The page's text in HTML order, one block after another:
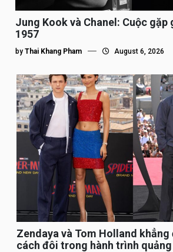
Jung Kook và Chanel: Cuộc gặp
1957
by Thai Khang Pham August 6, 2026
Zendaya và Tom Holland khẳng
cách đôi trong hành trình